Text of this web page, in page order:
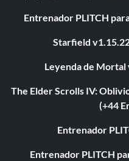
Entrenador PLITCH
Starfield
Leyenda de Mortal
The Elder Scrolls IV:
(+44
Entrenador
Entrenador PLITCH